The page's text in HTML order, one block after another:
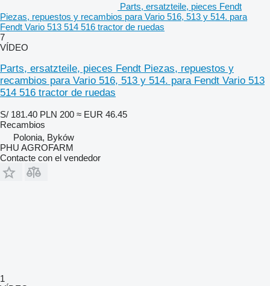
Parts, ersatzteile, pieces Fendt
Piezas, repuestos y recambios para Vario 516, 513 y 514. para
Fendt Vario 513 514 516 tractor de ruedas
7
VÍDEO
Parts, ersatzteile, pieces Fendt Piezas, repuestos y
recambios para Vario 516, 513 y 514. para Fendt Vario 513
514 516 tractor de ruedas
S/ 181.40 PLN 200 ≈ EUR 46.45
Recambios
Polonia, Byków
PHU AGROFARM
Contacte con el vendedor
1